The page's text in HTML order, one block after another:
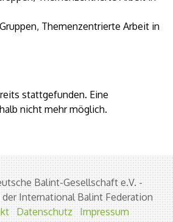
Themenzentrierte Arbeit in
stattgefunden. Eine
nicht mehr möglich.
Balint-Gesellschaft e.V. -
International Balint Federation
Datenschutz
Impressum